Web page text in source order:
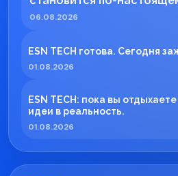
06.08.2026
ESN TECH готова. Сегодня
01.08.2026
ESN TECH: пока вы
идеи в реальность.
01.08.2026